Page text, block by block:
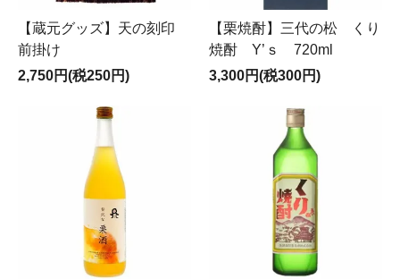
【蔵元グッズ】天の刻印
前掛け
2,750円(税250円)
【栗焼酎】三代の松 くり
焼酎 Y’ｓ 720ml
3,300円(税300円)